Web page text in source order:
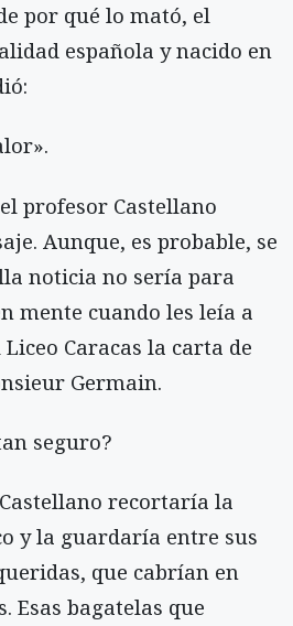
por qué lo mató, el
española y nacido en
profesor Castellano
Aunque, es probable, se
noticia no sería para
mente cuando les leía a
Caracas la carta de
Germain.
seguro?
recortaría la
y la guardaría entre sus
que cabrían en
Esas bagatelas que